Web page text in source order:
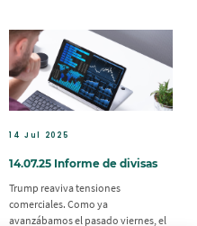
14 Jul 2025
14.07.25 Informe de divisas
Trump reaviva tensiones
comerciales. Como ya
avanzábamos el pasado viernes, el